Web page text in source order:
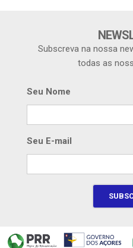
Subscreva na nossa
todas as
Seu Nome
Seu E-mail